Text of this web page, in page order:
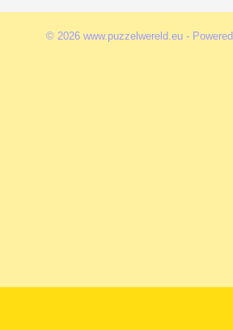
© 2026 www.puzzelwereld.eu -